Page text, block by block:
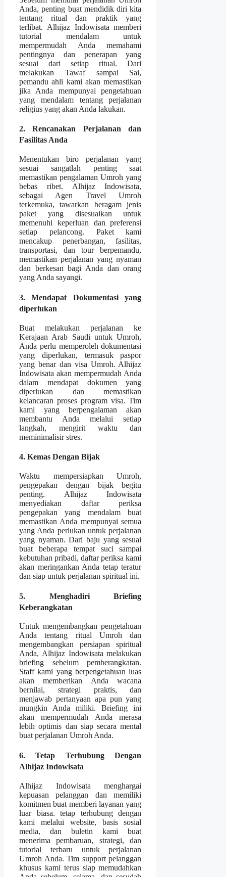
Anda, penting buat mendidik diri kita
tentang ritual dan praktik yang
terlibat. Alhijaz Indowisata memberi
tutorial mendalam untuk
mempermudah Anda memahami
pentingnya dan penerapan yang
sesuai dari setiap ritual. Dari
melakukan Tawaf sampai Sai,
pemandu ahli kami akan memastikan
jika Anda mempunyai pengetahuan
yang mendalam tentang perjalanan
religius yang akan Anda lakukan.
2. Rencanakan Perjalanan dan
Fasilitas Anda
Menentukan biro perjalanan yang
sesuai sangatlah penting saat
memastikan pengalaman Umroh yang
bebas ribet. Alhijaz Indowisata,
sebagai Agen Travel Umroh
terkemuka, tawarkan beragam jenis
paket yang disesuaikan untuk
memenuhi keperluan dan preferensi
setiap pelancong. Paket kami
mencakup penerbangan, fasilitas,
transportasi, dan tour berpemandu,
memastikan perjalanan yang nyaman
dan berkesan bagi Anda dan orang
yang Anda sayangi.
3. Mendapat Dokumentasi yang
diperlukan
Buat melakukan perjalanan ke
Kerajaan Arab Saudi untuk Umroh,
Anda perlu memperoleh dokumentasi
yang diperlukan, termasuk paspor
yang benar dan visa Umroh. Alhijaz
Indowisata akan mempermudah Anda
dalam mendapat dokumen yang
diperlukan dan memastikan
kelancaran proses program visa. Tim
kami yang berpengalaman akan
membantu Anda melalui setiap
langkah, mengirit waktu dan
meminimalisir stres.
4. Kemas Dengan Bijak
Waktu mempersiapkan Umroh,
pengepakan dengan bijak begitu
penting. Alhijaz Indowisata
menyediakan daftar periksa
pengepakan yang mendalam buat
memastikan Anda mempunyai semua
yang Anda perlukan untuk perjalanan
yang nyaman. Dari baju yang sesuai
buat beberapa tempat suci sampai
kebutuhan pribadi, daftar periksa kami
akan meringankan Anda tetap teratur
dan siap untuk perjalanan spiritual ini.
5. Menghadiri Briefing
Keberangkatan
Untuk mengembangkan pengetahuan
Anda tentang ritual Umroh dan
mengembangkan persiapan spiritual
Anda, Alhijaz Indowisata melakukan
briefing sebelum pemberangkatan.
Staff kami yang berpengetahuan luas
akan memberikan Anda wacana
bernilai, strategi praktis, dan
menjawab pertanyaan apa pun yang
mungkin Anda miliki. Briefing ini
akan mempermudah Anda merasa
lebih optimis dan siap secara mental
buat perjalanan Umroh Anda.
6. Tetap Terhubung Dengan
Alhijaz Indowisata
Alhijaz Indowisata menghargai
kepuasan pelanggan dan memiliki
komitmen buat memberi layanan yang
luar biasa. tetap terhubung dengan
kami melalui website, basis sosial
media, dan buletin kami buat
menerima pembaruan, strategi, dan
tutorial terbaru untuk perjalanan
Umroh Anda. Tim support pelanggan
khusus kami terus siap memudahkan